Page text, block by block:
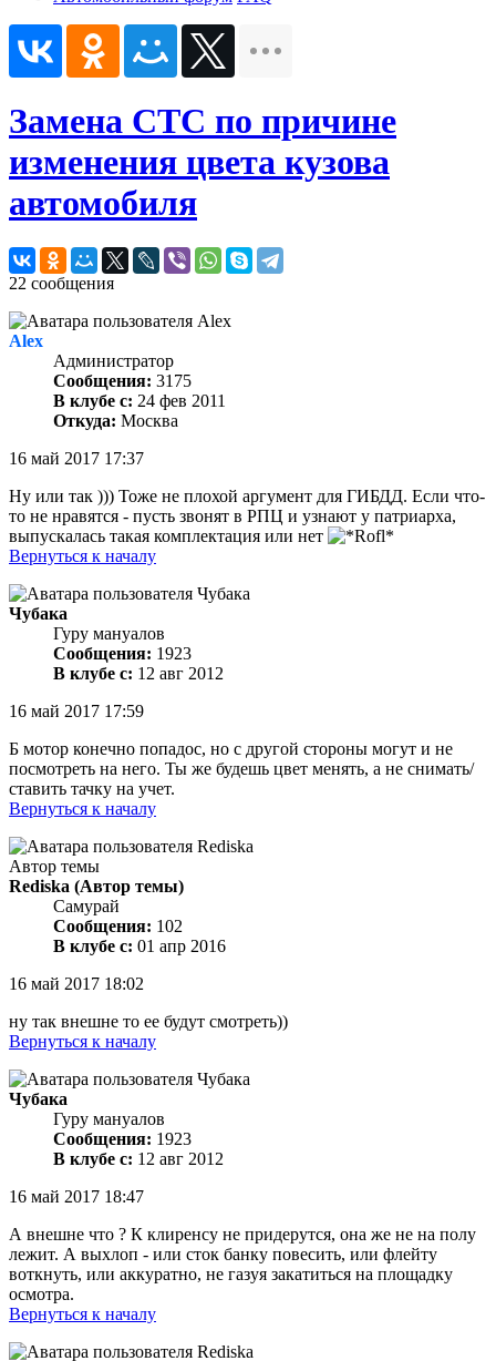
Замена СТС по причине
изменения цвета кузова
автомобиля
22 сообщения
Alex
Администратор
Сообщения: 3175
В клубе с: 24 фев 2011
Откуда: Москва
16 май 2017 17:37
Ну или так ))) Тоже не плохой аргумент для ГИБДД. Если что-
то не нравятся - пусть звонят в РПЦ и узнают у патриарха,
выпускалась такая комплектация или нет
Вернуться к началу
Чубака
Гуру мануалов
Сообщения: 1923
В клубе с: 12 авг 2012
16 май 2017 17:59
Б мотор конечно попадос, но с другой стороны могут и не
посмотреть на него. Ты же будешь цвет менять, а не снимать/
ставить тачку на учет.
Вернуться к началу
Автор темы
Rediska (Автор темы)
Самурай
Сообщения: 102
В клубе с: 01 апр 2016
16 май 2017 18:02
ну так внешне то ее будут смотреть))
Вернуться к началу
Чубака
Гуру мануалов
Сообщения: 1923
В клубе с: 12 авг 2012
16 май 2017 18:47
А внешне что ? К клиренсу не придерутся, она же не на полу
лежит. А выхлоп - или сток банку повесить, или флейту
воткнуть, или аккуратно, не газуя закатиться на площадку
осмотра.
Вернуться к началу